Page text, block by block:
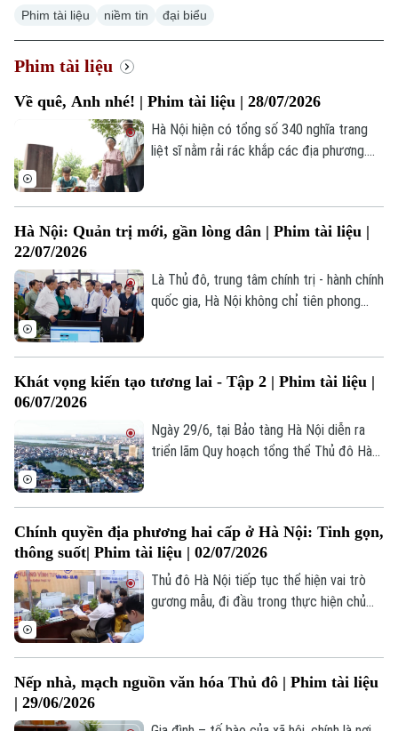
Thời sự
Hà Nội
Chính trị
Xã hội
An ninh trật tự
Công nghệ
Hà Nội
Nhịp sống Hà Nội
Người Hà Nội
Ẩm thực
Tin tức
Hồ sơ
Người Việt 4 phương
Kinh tế
Tin tức
Tài chính Ngân hàng
Doanh nghiệp
Nhà đất
Tin tức
Đầu tư
Căn hộ
Đất đai
Kinh nghiệm
Tàu và Xe
Ô tô
Xe máy
Thị trường
Đánh giá
Giáo dục
Tin tức
Hướng nghiệp
Văn hóa
Làng nghề
Di tích
Y tế
Tư vấn sức khỏe
Thể thao
Bóng đá
Quần vợt
Golf
Giải trí
Tin tức
Sao
Điện ảnh
Thời trang
Đã phát sóng
Phim tài liệu niềm tin đại biểu
Phim tài liệu
Về quê, Anh nhé! | Phim tài liệu | 28/07/2026
Hà Nội hiện có tổng số 340 nghĩa trang
liệt sĩ nằm rải rác khắp các địa phương.
Hà Nội: Quản trị mới, gần lòng dân | Phim tài liệu |
22/07/2026
Là Thủ đô, trung tâm chính trị - hành chính
quốc gia, Hà Nội không chỉ tiên phong
gọn hơn, chính quyền gần dân hơn, quản trị
nghiệp làm trung tâm phục vụ.
Khát vọng kiến tạo tương lai - Tập 2 | Phim tài liệu |
06/07/2026
Ngày 29/6, tại Bảo tàng Hà Nội diễn ra
triển lãm Quy hoạch tổng thể Thủ đô Hà
làm nguồn lực nội sinh, bản đồ án quy
hoạch đã thoả mãn được những kỳ vọng
của người dân thủ đô đến dự triển lãm.
Chính quyền địa phương hai cấp ở Hà Nội: Tinh gọn,
thông suốt| Phim tài liệu | 02/07/2026
Thủ đô Hà Nội tiếp tục thể hiện vai trò
gương mẫu, đi đầu trong thực hiện chủ
đô thị đặc biệt.
Nếp nhà, mạch nguồn văn hóa Thủ đô | Phim tài liệu
| 29/06/2026